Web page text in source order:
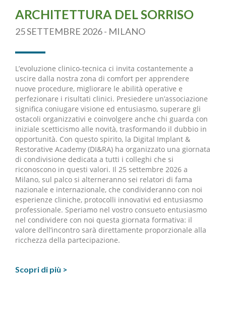
ARCHITETTURA DEL SORRISO
25 SETTEMBRE 2026 - MILANO
L’evoluzione clinico-tecnica ci invita costantemente a
uscire dalla nostra zona di comfort per apprendere
nuove procedure, migliorare le abilità operative e
perfezionare i risultati clinici. Presiedere un’associazione
significa coniugare visione ed entusiasmo, superare gli
ostacoli organizzativi e coinvolgere anche chi guarda con
iniziale scetticismo alle novità, trasformando il dubbio in
opportunità. Con questo spirito, la Digital Implant &
Restorative Academy (DI&RA) ha organizzato una giornata
di condivisione dedicata a tutti i colleghi che si
riconoscono in questi valori. Il 25 settembre 2026 a
Milano, sul palco si alterneranno sei relatori di fama
nazionale e internazionale, che condivideranno con noi
esperienze cliniche, protocolli innovativi ed entusiasmo
professionale. Speriamo nel vostro consueto entusiasmo
nel condividere con noi questa giornata formativa: il
valore dell’incontro sarà direttamente proporzionale alla
ricchezza della partecipazione.
Scopri di più >